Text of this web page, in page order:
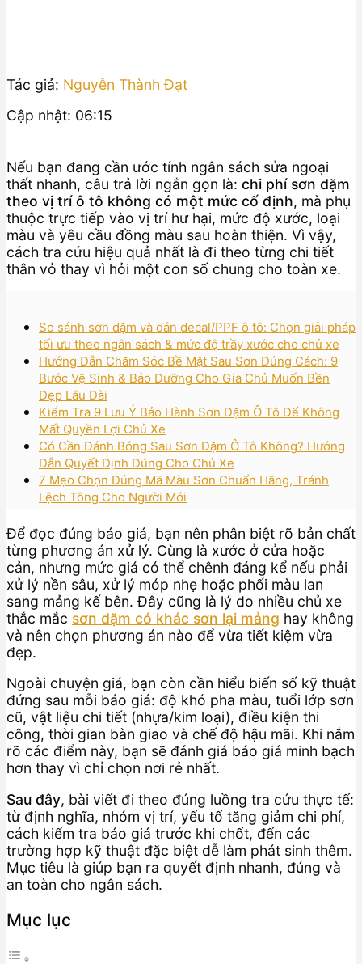
Tác giả: Nguyễn Thành Đạt
Cập nhật: 06:15
Nếu bạn đang cần ước tính ngân sách sửa ngoại
thất nhanh, câu trả lời ngắn gọn là: chi phí sơn dặm
theo vị trí ô tô không có một mức cố định, mà phụ
thuộc trực tiếp vào vị trí hư hại, mức độ xước, loại
màu và yêu cầu đồng màu sau hoàn thiện. Vì vậy,
cách tra cứu hiệu quả nhất là đi theo từng chi tiết
thân vỏ thay vì hỏi một con số chung cho toàn xe.
So sánh sơn dặm và dán decal/PPF ô tô: Chọn giải pháp
tối ưu theo ngân sách & mức độ trầy xước cho chủ xe
Hướng Dẫn Chăm Sóc Bề Mặt Sau Sơn Đúng Cách: 9
Bước Vệ Sinh & Bảo Dưỡng Cho Gia Chủ Muốn Bền
Đẹp Lâu Dài
Kiểm Tra 9 Lưu Ý Bảo Hành Sơn Dặm Ô Tô Để Không
Mất Quyền Lợi Chủ Xe
Có Cần Đánh Bóng Sau Sơn Dặm Ô Tô Không? Hướng
Dẫn Quyết Định Đúng Cho Chủ Xe
7 Mẹo Chọn Đúng Mã Màu Sơn Chuẩn Hãng, Tránh
Lệch Tông Cho Người Mới
Để đọc đúng báo giá, bạn nên phân biệt rõ bản chất
từng phương án xử lý. Cùng là xước ở cửa hoặc
cản, nhưng mức giá có thể chênh đáng kể nếu phải
xử lý nền sâu, xử lý móp nhẹ hoặc phối màu lan
sang mảng kế bên. Đây cũng là lý do nhiều chủ xe
thắc mắc sơn dặm có khác sơn lại mảng hay không
và nên chọn phương án nào để vừa tiết kiệm vừa
đẹp.
Ngoài chuyện giá, bạn còn cần hiểu biến số kỹ thuật
đứng sau mỗi báo giá: độ khó pha màu, tuổi lớp sơn
cũ, vật liệu chi tiết (nhựa/kim loại), điều kiện thi
công, thời gian bàn giao và chế độ hậu mãi. Khi nắm
rõ các điểm này, bạn sẽ đánh giá báo giá minh bạch
hơn thay vì chỉ chọn nơi rẻ nhất.
Sau đây, bài viết đi theo đúng luồng tra cứu thực tế:
từ định nghĩa, nhóm vị trí, yếu tố tăng giảm chi phí,
cách kiểm tra báo giá trước khi chốt, đến các
trường hợp kỹ thuật đặc biệt dễ làm phát sinh thêm.
Mục tiêu là giúp bạn ra quyết định nhanh, đúng và
an toàn cho ngân sách.
Mục lục